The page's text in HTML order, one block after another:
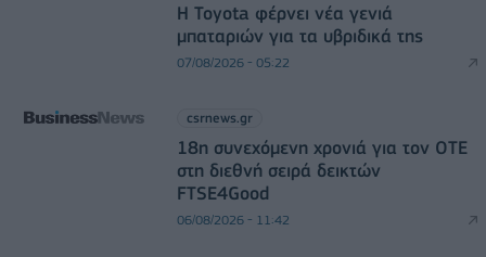
Η Toyota φέρνει νέα γενιά
μπαταριών για τα υβριδικά της
07/08/2026 - 05:22
csrnews.gr
18η συνεχόμενη χρονιά για τον ΟΤΕ
στη διεθνή σειρά δεικτών
FTSE4Good
06/08/2026 - 11:42